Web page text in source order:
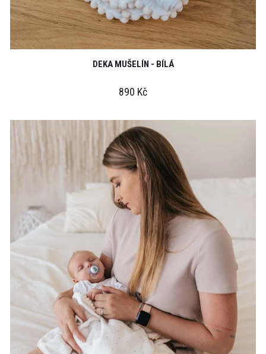
DEKA MUŠELÍN - BÍLÁ
890 Kč